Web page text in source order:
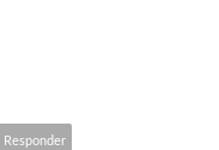
Responder